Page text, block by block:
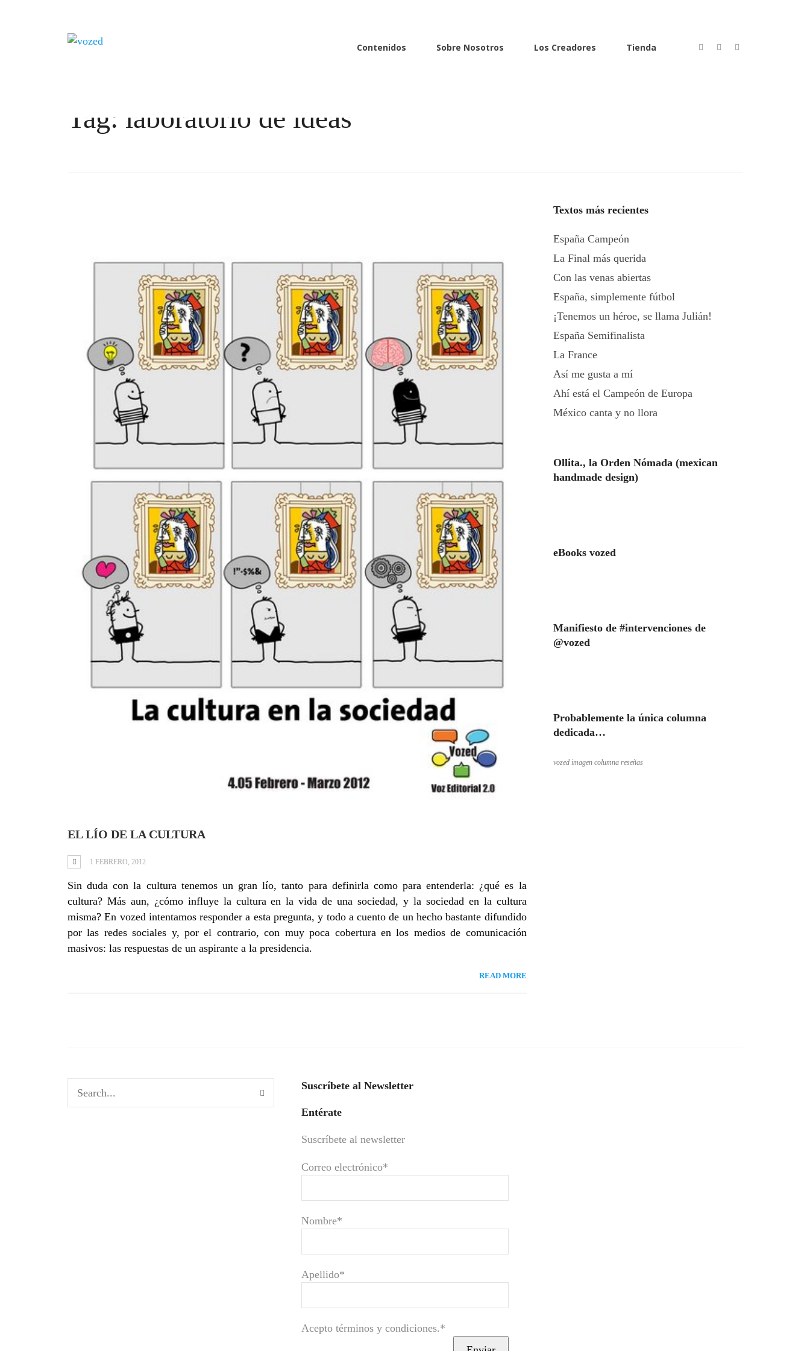
Contenidos Sobre Nosotros Los Creadores Tienda
Tag: laboratorio de ideas
EL LÍO DE LA CULTURA
1 FEBRERO, 2012
Sin duda con la cultura tenemos un gran lío, tanto para definirla como para entenderla: ¿qué es la
cultura? Más aun, ¿cómo influye la cultura en la vida de una sociedad, y la sociedad en la cultura
misma? En vozed intentamos responder a esta pregunta, y todo a cuento de un hecho bastante difundido
por las redes sociales y, por el contrario, con muy poca cobertura en los medios de comunicación
masivos: las respuestas de un aspirante a la presidencia.
READ MORE
Textos más recientes
España Campeón
La Final más querida
Con las venas abiertas
España, simplemente fútbol
¡Tenemos un héroe, se llama Julián!
España Semifinalista
La France
Así me gusta a mí
Ahí está el Campeón de Europa
México canta y no llora
Ollita., la Orden Nómada (mexican
handmade design)
eBooks vozed
Manifiesto de #intervenciones de
@vozed
Probablemente la única columna
dedicada…
vozed imagen columna reseñas
Suscríbete al Newsletter
Entérate
Suscríbete al newsletter
Correo electrónico*
Nombre*
Apellido*
Acepto términos y condiciones.*